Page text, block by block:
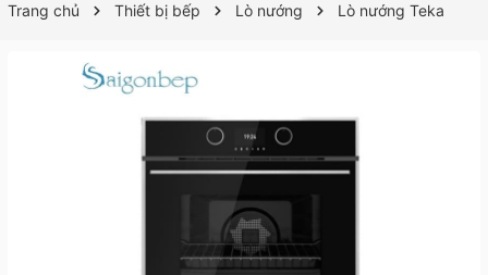
Trang chủ Thiết bị bếp Lò nướng Lò nướng Teka